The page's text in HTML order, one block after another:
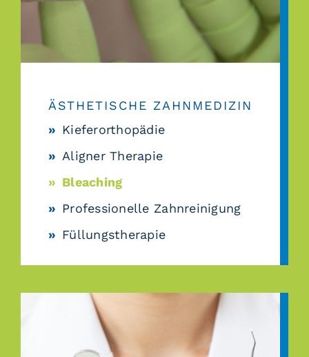
ÄSTHETISCHE ZAHNMEDIZIN
Kieferorthopädie
Aligner Therapie
Bleaching
Professionelle Zahnreinigung
Füllungstherapie